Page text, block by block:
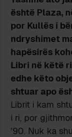
është Plaza,
por Kullës i
ndryshimet
hapësirës
Libri në këtë
edhe këto
shtuar apo
Librit i kam
i ri, por
’90. Nuk ka